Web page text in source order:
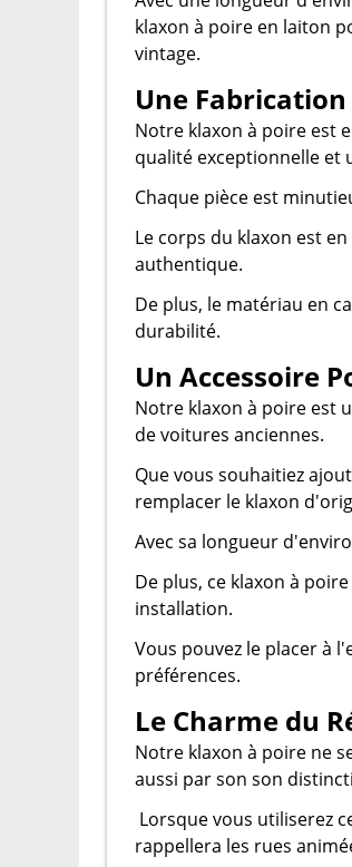
klaxon à poire en laiton
vintage.
Une
Notre klaxon à poire est
qualité exceptionnelle et
Chaque pièce est
Le corps du klaxon est
authentique.
De plus, le matériau en
durabilité.
Un Accessoire
Notre klaxon à poire est
de voitures anciennes.
Que vous souhaitiez
remplacer le klaxon
Avec sa longueur
De plus, ce klaxon à
installation.
Vous pouvez le placer à
préférences.
Le Charme du
Notre klaxon à poire ne
aussi par son son
Lorsque vous utiliserez
rappellera les rues